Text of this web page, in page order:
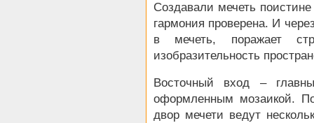
Создавали мечеть
гармония проверена. И
в мечеть, поражает
изобразительность
Восточный вход –
оформленным мозаикой.
двор мечети ведут